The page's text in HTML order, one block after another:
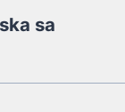
sa